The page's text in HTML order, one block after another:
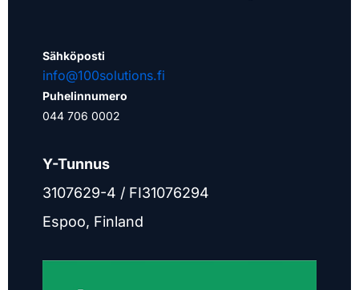
Sähköposti
info@100solutions.fi
Puhelinnumero
044 706 0002
Y-Tunnus
3107629-4 / FI31076294
Espoo, Finland